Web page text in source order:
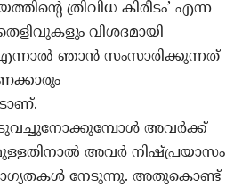
ത്രിവിധ കിരീടം’ എന്ന
വിശദമായി
എന്നാല്‍ ഞാന്‍ സംസാരിക്കുന്നത്
അവര്‍ക്ക്
അവര്‍ നിഷ്പ്രയാസം
നേടുന്നു. അതുകൊണ്ട്